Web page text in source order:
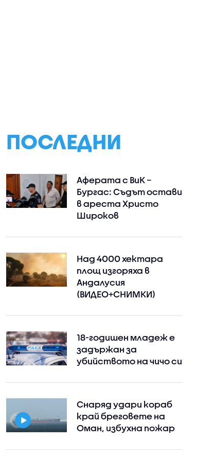
ПОСЛЕДНИ
Аферата с ВиК –
Бургас: Съдът остави
в ареста Христо
Широков
Над 4000 хектара
площ изгоряха в
Андалусия
(ВИДЕО+СНИМКИ)
18-годишен младеж е
задържан за
убийството на чичо си
Снаряд удари кораб
край бреговете на
Оман, избухна пожар